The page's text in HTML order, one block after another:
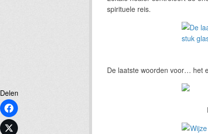
spirituele reis.
De laatste woorden voor… het
Delen